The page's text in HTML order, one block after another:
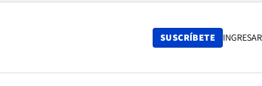
SUSCRÍBETE INGRESAR